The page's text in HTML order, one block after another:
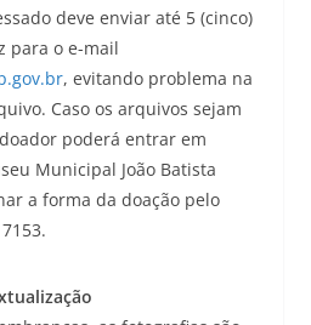
deve enviar até 5 (cinco)
para o e-mail
, evitando problema na
Caso os arquivos sejam
poderá entrar em
Municipal João Batista
a forma da doação pelo